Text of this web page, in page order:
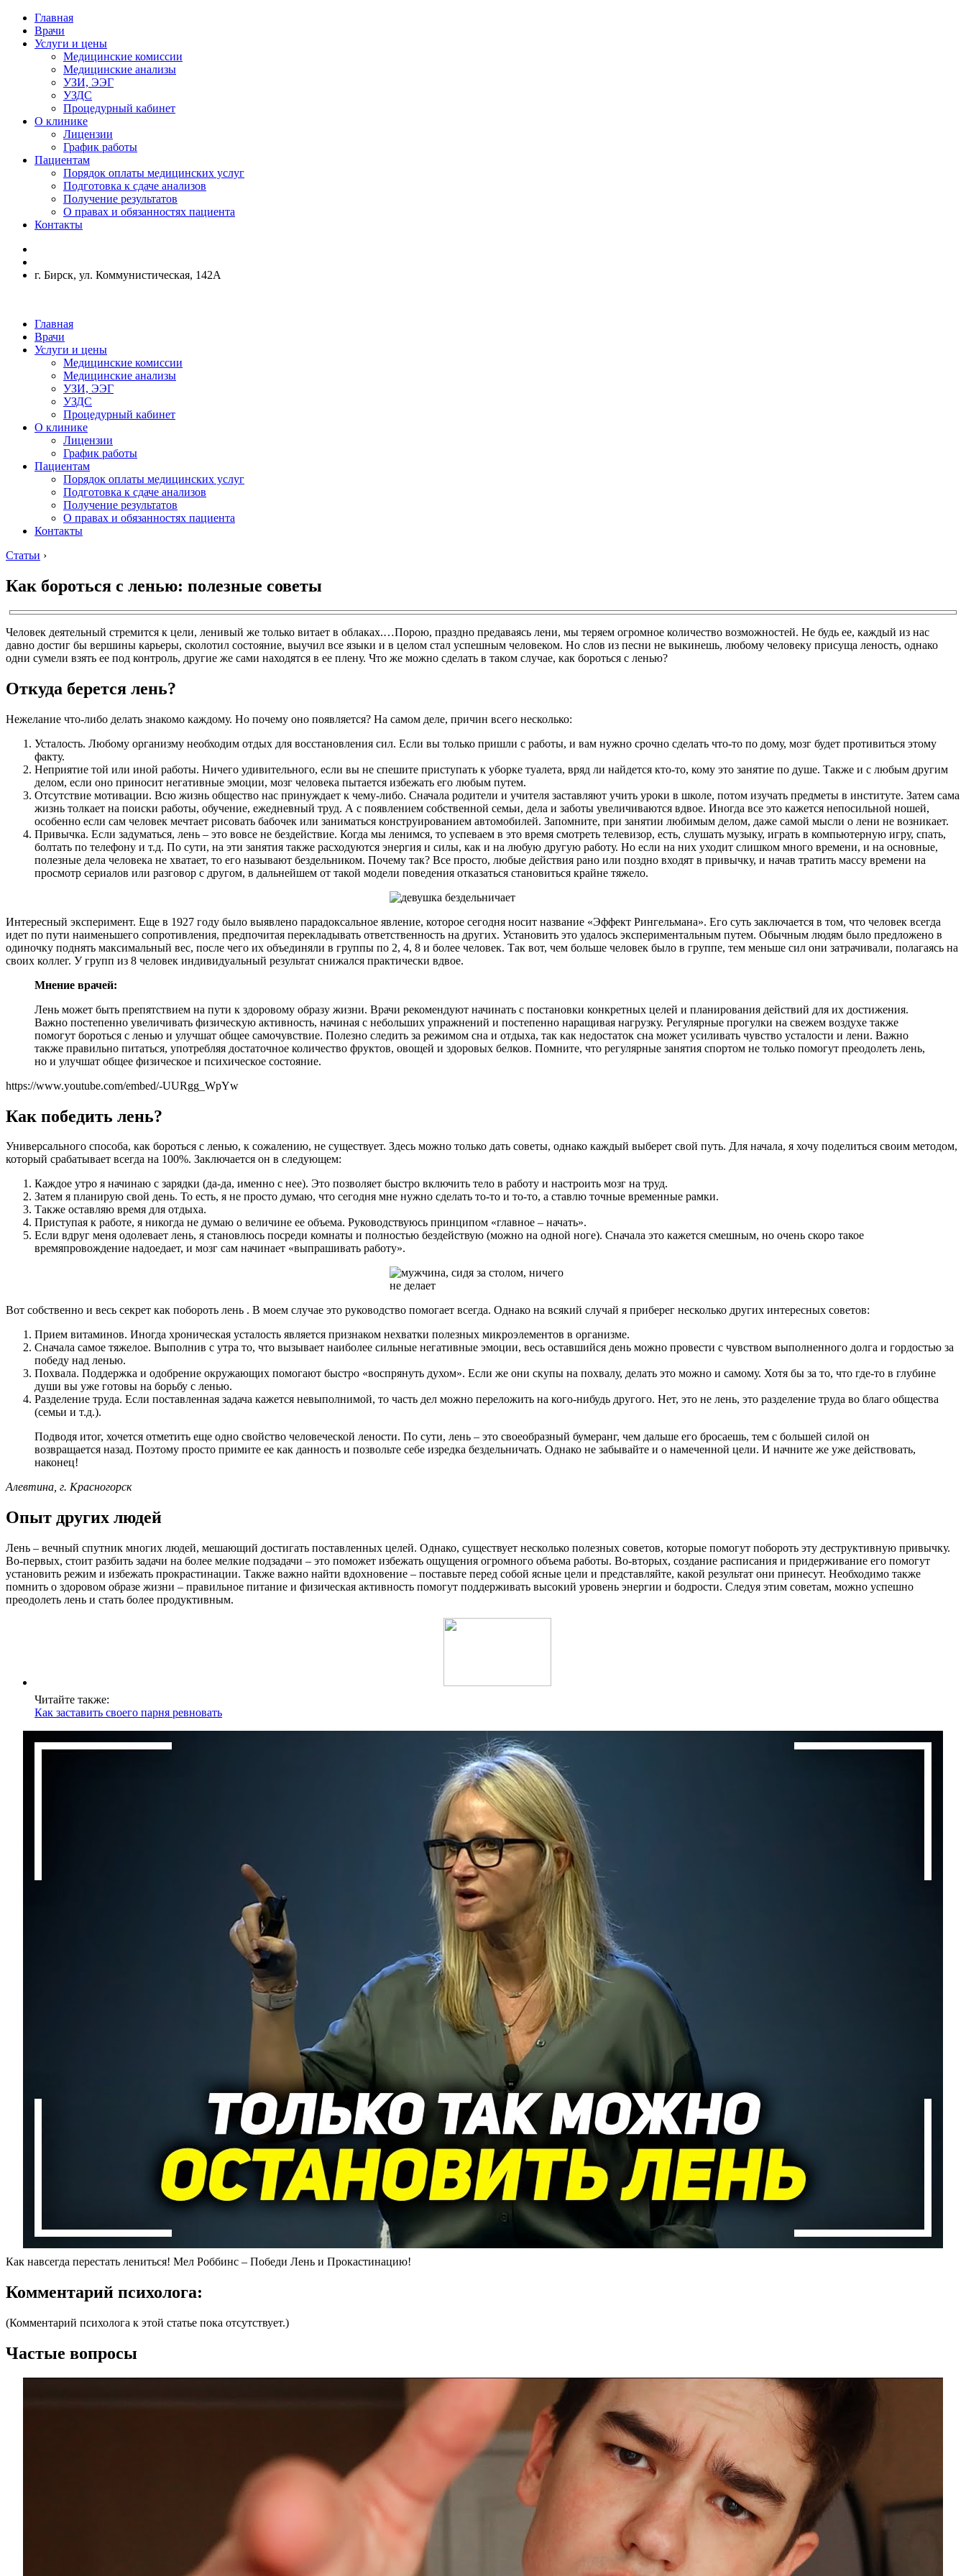
Главная
Врачи
Услуги и цены
Медицинские комиссии
Медицинские анализы
УЗИ, ЭЭГ
УЗДС
Процедурный кабинет
О клинике
Лицензии
График работы
Пациентам
Порядок оплаты медицинских услуг
Подготовка к сдаче анализов
Получение результатов
О правах и обязанностях пациента
Контакты
г. Бирск, ул. Коммунистическая, 142А
Главная
Врачи
Услуги и цены
Медицинские комиссии
Медицинские анализы
УЗИ, ЭЭГ
УЗДС
Процедурный кабинет
О клинике
Лицензии
График работы
Пациентам
Порядок оплаты медицинских услуг
Подготовка к сдаче анализов
Получение результатов
О правах и обязанностях пациента
Контакты
Статьи ›
Как бороться с ленью: полезные советы
Человек деятельный стремится к цели, ленивый же только витает в облаках.…Порою, праздно предаваясь лени, мы теряем огромное количество возможностей. Не будь ее, каждый из нас
давно достиг бы вершины карьеры, сколотил состояние, выучил все языки и в целом стал успешным человеком. Но слов из песни не выкинешь, любому человеку присуща леность, однако
одни сумели взять ее под контроль, другие же сами находятся в ее плену. Что же можно сделать в таком случае, как бороться с ленью?
Откуда берется лень?
Нежелание что-либо делать знакомо каждому. Но почему оно появляется? На самом деле, причин всего несколько:
Усталость. Любому организму необходим отдых для восстановления сил. Если вы только пришли с работы, и вам нужно срочно сделать что-то по дому, мозг будет противиться этому
факту.
Неприятие той или иной работы. Ничего удивительного, если вы не спешите приступать к уборке туалета, вряд ли найдется кто-то, кому это занятие по душе. Также и с любым другим
делом, если оно приносит негативные эмоции, мозг человека пытается избежать его любым путем.
Отсутствие мотивации. Всю жизнь общество нас принуждает к чему-либо. Сначала родители и учителя заставляют учить уроки в школе, потом изучать предметы в институте. Затем сама
жизнь толкает на поиски работы, обучение, ежедневный труд. А с появлением собственной семьи, дела и заботы увеличиваются вдвое. Иногда все это кажется непосильной ношей,
особенно если сам человек мечтает рисовать бабочек или заниматься конструированием автомобилей. Запомните, при занятии любимым делом, даже самой мысли о лени не возникает.
Привычка. Если задуматься, лень – это вовсе не бездействие. Когда мы ленимся, то успеваем в это время смотреть телевизор, есть, слушать музыку, играть в компьютерную игру, спать,
болтать по телефону и т.д. По сути, на эти занятия также расходуются энергия и силы, как и на любую другую работу. Но если на них уходит слишком много времени, и на основные,
полезные дела человека не хватает, то его называют бездельником. Почему так? Все просто, любые действия рано или поздно входят в привычку, и начав тратить массу времени на
просмотр сериалов или разговор с другом, в дальнейшем от такой модели поведения отказаться становиться крайне тяжело.
Интересный эксперимент. Еще в 1927 году было выявлено парадоксальное явление, которое сегодня носит название «Эффект Рингельмана». Его суть заключается в том, что человек всегда
идет по пути наименьшего сопротивления, предпочитая перекладывать ответственность на других. Установить это удалось экспериментальным путем. Обычным людям было предложено в
одиночку поднять максимальный вес, после чего их объединяли в группы по 2, 4, 8 и более человек. Так вот, чем больше человек было в группе, тем меньше сил они затрачивали, полагаясь на
своих коллег. У групп из 8 человек индивидуальный результат снижался практически вдвое.
Мнение врачей:
Лень может быть препятствием на пути к здоровому образу жизни. Врачи рекомендуют начинать с постановки конкретных целей и планирования действий для их достижения.
Важно постепенно увеличивать физическую активность, начиная с небольших упражнений и постепенно наращивая нагрузку. Регулярные прогулки на свежем воздухе также
помогут бороться с ленью и улучшат общее самочувствие. Полезно следить за режимом сна и отдыха, так как недостаток сна может усиливать чувство усталости и лени. Важно
также правильно питаться, употребляя достаточное количество фруктов, овощей и здоровых белков. Помните, что регулярные занятия спортом не только помогут преодолеть лень,
но и улучшат общее физическое и психическое состояние.
https://www.youtube.com/embed/-UURgg_WpYw
Как победить лень?
Универсального способа, как бороться с ленью, к сожалению, не существует. Здесь можно только дать советы, однако каждый выберет свой путь. Для начала, я хочу поделиться своим методом,
который срабатывает всегда на 100%. Заключается он в следующем:
Каждое утро я начинаю с зарядки (да-да, именно с нее). Это позволяет быстро включить тело в работу и настроить мозг на труд.
Затем я планирую свой день. То есть, я не просто думаю, что сегодня мне нужно сделать то-то и то-то, а ставлю точные временные рамки.
Также оставляю время для отдыха.
Приступая к работе, я никогда не думаю о величине ее объема. Руководствуюсь принципом «главное – начать».
Если вдруг меня одолевает лень, я становлюсь посреди комнаты и полностью бездействую (можно на одной ноге). Сначала это кажется смешным, но очень скоро такое
времяпровождение надоедает, и мозг сам начинает «выпрашивать работу».
Вот собственно и весь секрет как побороть лень . В моем случае это руководство помогает всегда. Однако на всякий случай я приберег несколько других интересных советов:
Прием витаминов. Иногда хроническая усталость является признаком нехватки полезных микроэлементов в организме.
Сначала самое тяжелое. Выполнив с утра то, что вызывает наиболее сильные негативные эмоции, весь оставшийся день можно провести с чувством выполненного долга и гордостью за
победу над ленью.
Похвала. Поддержка и одобрение окружающих помогают быстро «воспрянуть духом». Если же они скупы на похвалу, делать это можно и самому. Хотя бы за то, что где-то в глубине
души вы уже готовы на борьбу с ленью.
Разделение труда. Если поставленная задача кажется невыполнимой, то часть дел можно переложить на кого-нибудь другого. Нет, это не лень, это разделение труда во благо общества
(семьи и т.д.).
Подводя итог, хочется отметить еще одно свойство человеческой лености. По сути, лень – это своеобразный бумеранг, чем дальше его бросаешь, тем с большей силой он
возвращается назад. Поэтому просто примите ее как данность и позвольте себе изредка бездельничать. Однако не забывайте и о намеченной цели. И начните же уже действовать,
наконец!
Алевтина, г. Красногорск
Опыт других людей
Лень – вечный спутник многих людей, мешающий достигать поставленных целей. Однако, существует несколько полезных советов, которые помогут побороть эту деструктивную привычку.
Во-первых, стоит разбить задачи на более мелкие подзадачи – это поможет избежать ощущения огромного объема работы. Во-вторых, создание расписания и придерживание его помогут
установить режим и избежать прокрастинации. Также важно найти вдохновение – поставьте перед собой ясные цели и представляйте, какой результат они принесут. Необходимо также
помнить о здоровом образе жизни – правильное питание и физическая активность помогут поддерживать высокий уровень энергии и бодрости. Следуя этим советам, можно успешно
преодолеть лень и стать более продуктивным.
Читайте также:
Как заставить своего парня ревновать
Как навсегда перестать лениться! Мел Роббинс – Победи Лень и Прокастинацию!
Комментарий психолога:
(Комментарий психолога к этой статье пока отсутствует.)
Частые вопросы